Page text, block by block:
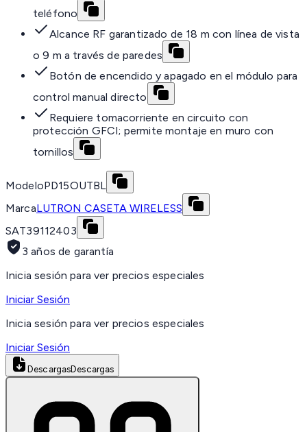
teléfono
Alcance RF garantizado de 18 m con línea de vista
o 9 m a través de paredes
Botón de encendido y apagado en el módulo para
control manual directo
Requiere tomacorriente en circuito con
protección GFCI; permite montaje en muro con
tornillos
ModeloPD15OUTBL
MarcaLUTRON CASETA WIRELESS
SAT39112403
3 años de garantía
Inicia sesión para ver precios especiales
Iniciar Sesión
Inicia sesión para ver precios especiales
Iniciar Sesión
DescargasDescargas